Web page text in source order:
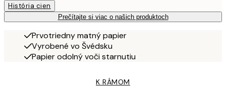
História cien
Prečítajte si viac o našich produktoch
Prvotriedny matný papier
Vyrobené vo Švédsku
Papier odolný voči starnutiu
K RÁMOM